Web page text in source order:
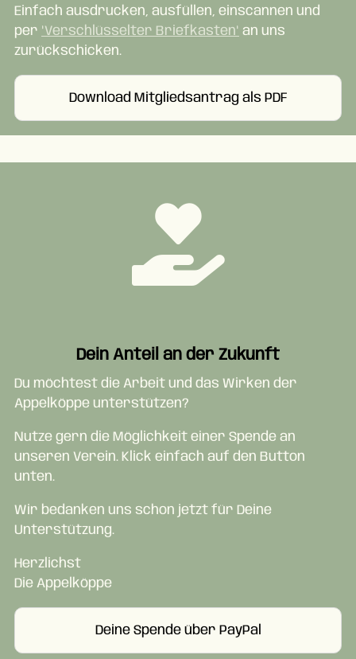
Einfach ausdrucken, ausfüllen, einscannen und
per "Verschlüsselter Briefkasten" an uns
zurückschicken.
Download Mitgliedsantrag als PDF
Dein Anteil an der Zukunft
Du möchtest die Arbeit und das Wirken der
Appelköppe unterstützen?
Nutze gern die Möglichkeit einer Spende an
unseren Verein. Klick einfach auf den Button
unten.
Wir bedanken uns schon jetzt für Deine
Unterstützung.
Herzlichst
Die Appelköppe
Deine Spende über PayPal